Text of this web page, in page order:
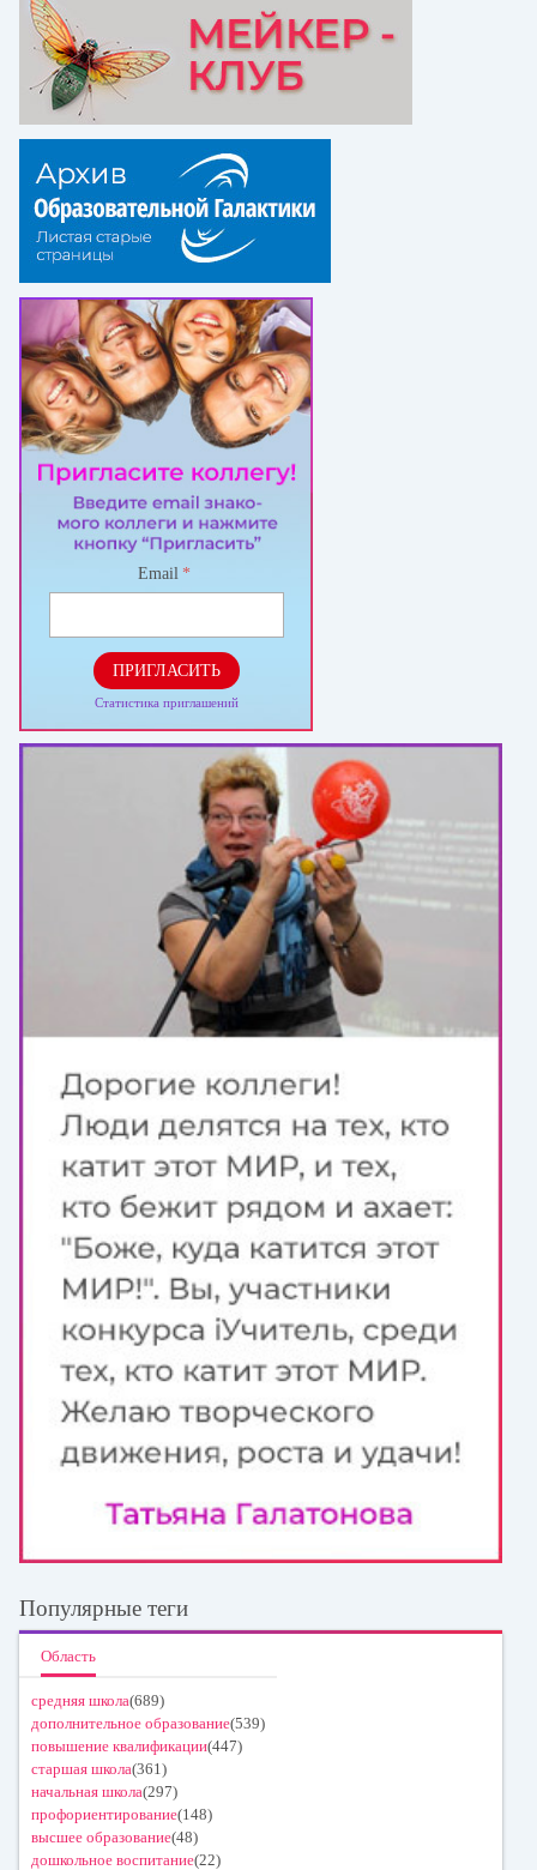
Email *
ПРИГЛАСИТЬ
Статистика приглашений
Популярные теги
Область
средняя школа(689)
дополнительное образование(539)
повышение квалификации(447)
старшая школа(361)
начальная школа(297)
профориентирование(148)
высшее образование(48)
дошкольное воспитание(22)